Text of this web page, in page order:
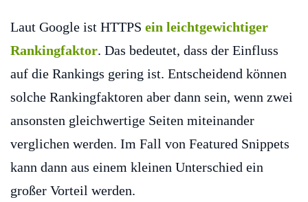
Laut Google ist HTTPS ein leichtgewichtiger
Rankingfaktor. Das bedeutet, dass der Einfluss
auf die Rankings gering ist. Entscheidend können
solche Rankingfaktoren aber dann sein, wenn zwei
ansonsten gleichwertige Seiten miteinander
verglichen werden. Im Fall von Featured Snippets
kann dann aus einem kleinen Unterschied ein
großer Vorteil werden.